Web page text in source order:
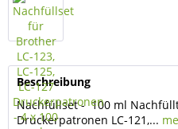
Beschreibung
Nachfüllset - 100 ml
Druckerpatronen LC-121,...